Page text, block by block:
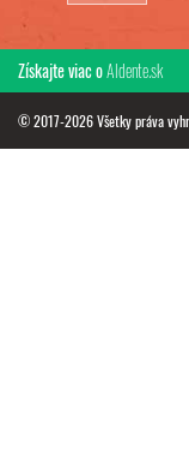
Získajte viac oAldente.sk
© 2017-2026 Všetky práva